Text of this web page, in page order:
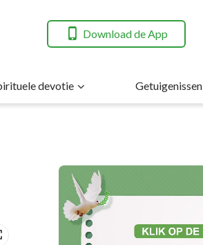
Download de App
devotie Getuigenissen